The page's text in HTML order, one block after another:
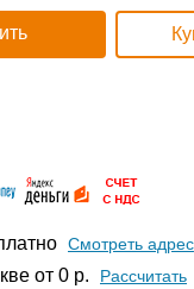
Смотреть адрес
от 0 р. Расcчитать